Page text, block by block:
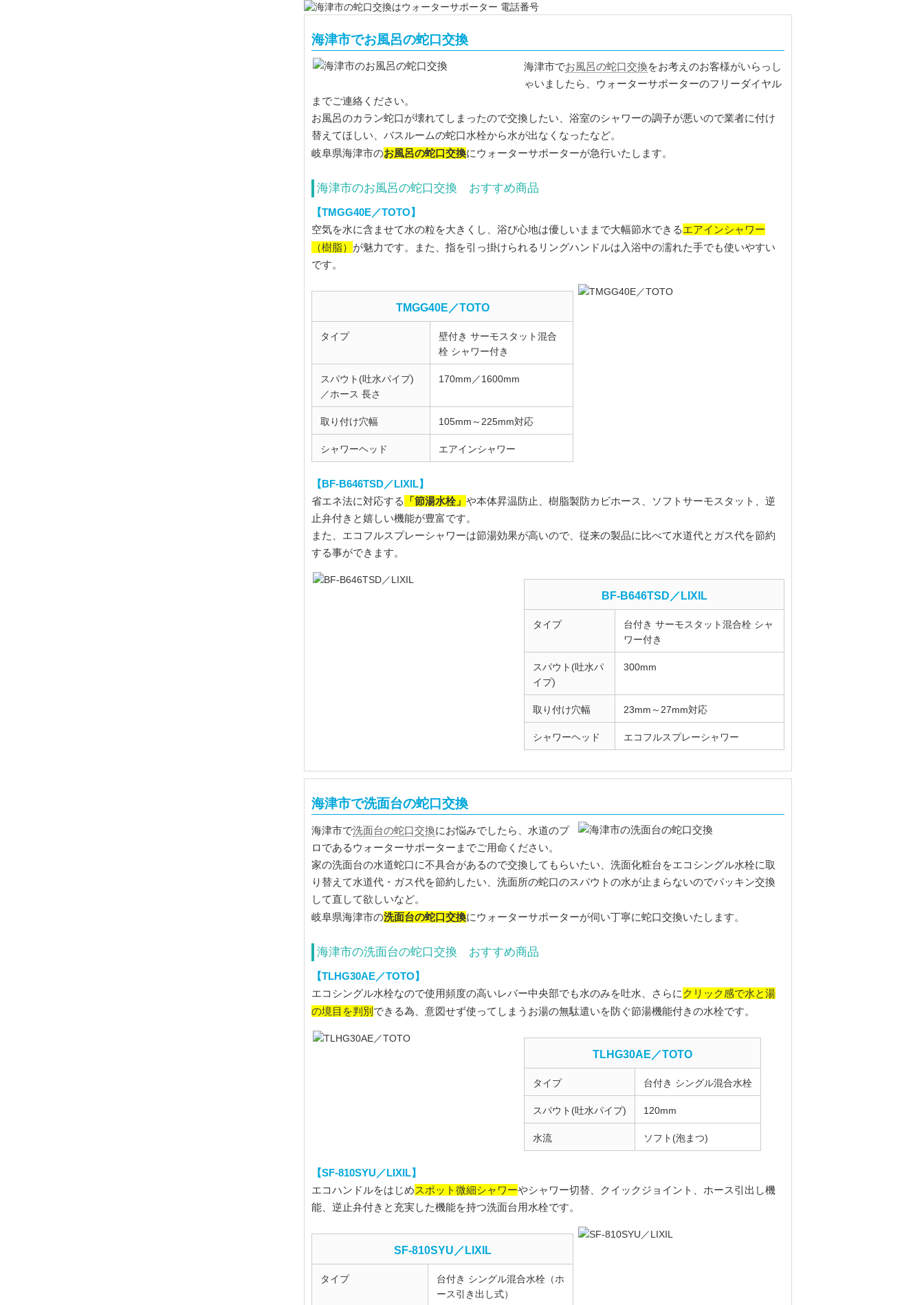
海津市でお風呂の蛇口交換
海津市でお風呂の蛇口交換をお考えのお客様がいらっし
ゃいましたら、ウォーターサポーターのフリーダイヤル
までご連絡ください。
お風呂のカラン蛇口が壊れてしまったので交換したい、浴室のシャワーの調子が悪いので業者に付け
替えてほしい、バスルームの蛇口水栓から水が出なくなったなど。
岐阜県海津市のお風呂の蛇口交換にウォーターサポーターが急行いたします。
海津市のお風呂の蛇口交換 おすすめ商品
【TMGG40E／TOTO】
空気を水に含ませて水の粒を大きくし、浴び心地は優しいままで大幅節水できるエアインシャワー
（樹脂） が魅力です。また、指を引っ掛けられるリングハンドルは入浴中の濡れた手でも使いやすい
です。
TMGG40E／TOTO
タイプ
壁付き サーモスタット混合
栓 シャワー付き
スパウト(吐水パイプ)
／ホース 長さ
170mm／1600mm
取り付け穴幅 105mm～225mm対応
シャワーヘッド エアインシャワー
【BF-B646TSD／LIXIL】
省エネ法に対応する 「節湯水栓」 や本体昇温防止、樹脂製防カビホース、ソフトサーモスタット、逆
止弁付きと嬉しい機能が豊富です。
また、エコフルスプレーシャワーは節湯効果が高いので、従来の製品に比べて水道代とガス代を節約
する事ができます。
BF-B646TSD／LIXIL
タイプ
台付き サーモスタット混合栓 シャ
ワー付き
スパウト(吐水パ
イプ)
300mm
取り付け穴幅 23mm～27mm対応
シャワーヘッド エコフルスプレーシャワー
海津市で洗面台の蛇口交換
海津市で洗面台の蛇口交換にお悩みでしたら、水道のプ
ロであるウォーターサポーターまでご用命ください。
家の洗面台の水道蛇口に不具合があるので交換してもらいたい、洗面化粧台をエコシングル水栓に取
り替えて水道代・ガス代を節約したい、洗面所の蛇口のスパウトの水が止まらないのでパッキン交換
して直して欲しいなど。
岐阜県海津市の洗面台の蛇口交換にウォーターサポーターが伺い丁寧に蛇口交換いたします。
海津市の洗面台の蛇口交換 おすすめ商品
【TLHG30AE／TOTO】
エコシングル水栓なので使用頻度の高いレバー中央部でも水のみを吐水、さらに クリック感で水と湯
の境目を判別 できる為、意図せず使ってしまうお湯の無駄遣いを防ぐ節湯機能付きの水栓です。
TLHG30AE／TOTO
タイプ 台付き シングル混合水栓
スパウト(吐水パイプ) 120mm
水流 ソフト(泡まつ)
【SF-810SYU／LIXIL】
エコハンドルをはじめスポット微細シャワーやシャワー切替、クイックジョイント、ホース引出し機
能、逆止弁付きと充実した機能を持つ洗面台用水栓です。
SF-810SYU／LIXIL
タイプ
台付き シングル混合水栓（ホ
ース引き出し式）